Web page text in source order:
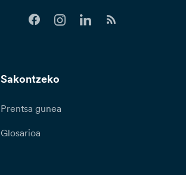
Sakontzeko
Prentsa gunea
Glosarioa